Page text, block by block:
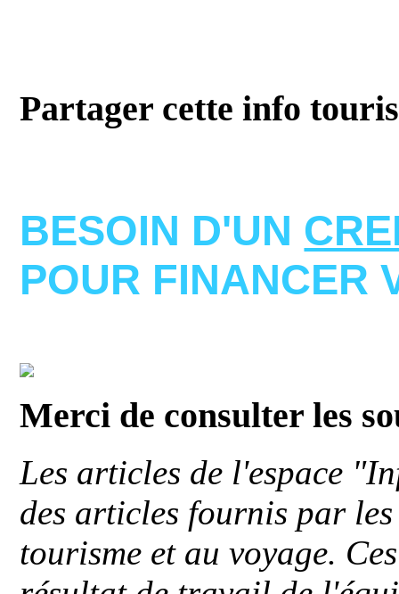
Partager cette info
BESOIN D'UN
POUR FINANCER
Merci de consulter les
Les articles de l'espace
des articles fournis par
tourisme et au voyage.